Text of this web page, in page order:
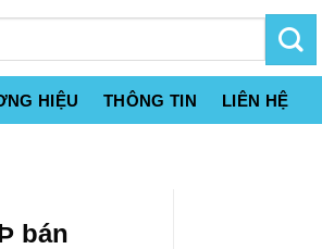
HIỆU THÔNG TIN LIÊN HỆ
bán